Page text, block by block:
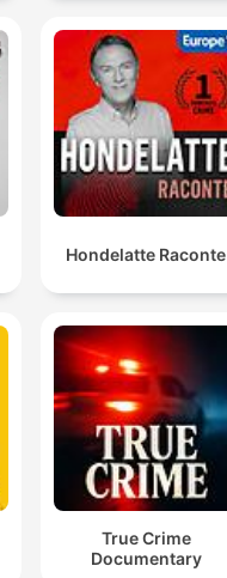
Hondelatte Raconte
True Crime
Documentary